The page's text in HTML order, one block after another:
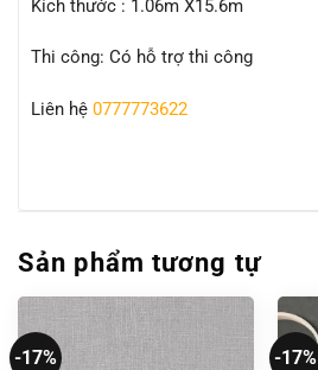
Kích thước : 1.06m X15.6m
Thi công: Có hỗ trợ thi công
Liên hệ 0777773622
Sản phẩm tương tự
-17% -17%